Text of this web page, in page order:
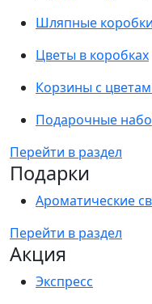
Шляпные коробки
Цветы в коробках
Корзины с
Подарочные
Перейти в раздел
Подарки
Ароматические
Перейти в раздел
Акция
Экспресс